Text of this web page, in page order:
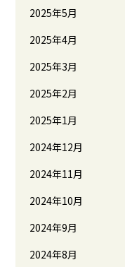
2025年5月
2025年4月
2025年3月
2025年2月
2025年1月
2024年12月
2024年11月
2024年10月
2024年9月
2024年8月